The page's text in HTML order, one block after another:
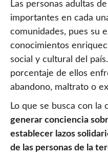
Las personas adultas
importantes en cada
comunidades, pues su
conocimientos
social y cultural del
porcentaje de ellos
abandono, maltrato o
Lo que se busca con la
generar conciencia
establecer lazos
de las personas de la